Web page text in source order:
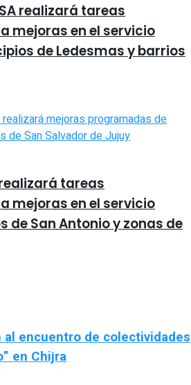
realizará tareas
mejoras en el servicio
de Ledesmas y barrios
realizará tareas
mejoras en el servicio
de San Antonio y zonas de
al encuentro de colectividades
en Chijra